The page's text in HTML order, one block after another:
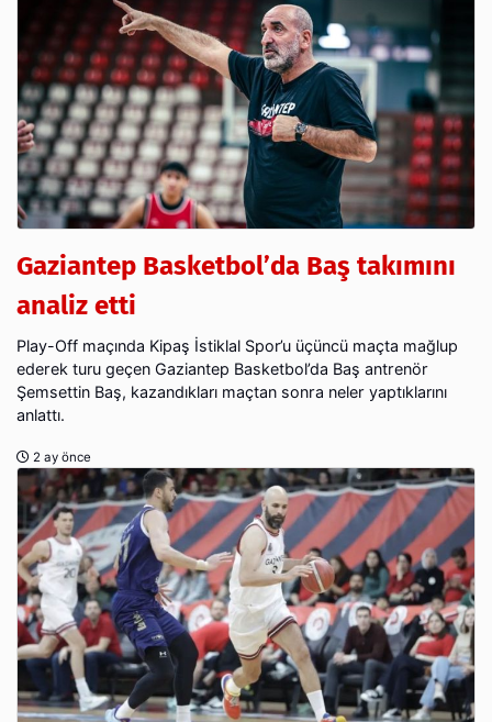
Gaziantep Basketbol’da Baş takımını
analiz etti
Play-Off maçında Kipaş İstiklal Spor’u üçüncü maçta mağlup
ederek turu geçen Gaziantep Basketbol’da Baş antrenör
Şemsettin Baş, kazandıkları maçtan sonra neler yaptıklarını
anlattı.
2 ay önce